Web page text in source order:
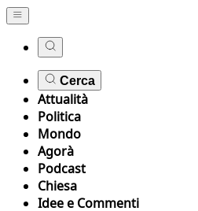
Cerca
Attualità
Politica
Mondo
Agorà
Podcast
Chiesa
Idee e Commenti